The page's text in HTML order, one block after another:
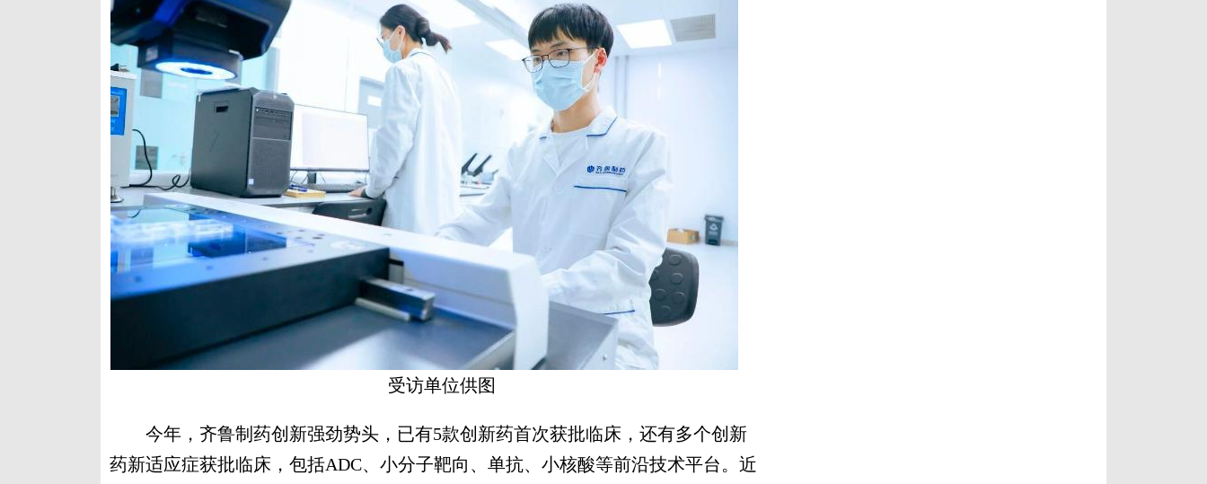
受访单位供图
今年，齐鲁制药创新强劲势头，已有5款创新药首次获批临床，还有多个创新
药新适应症获批临床，包括ADC、小分子靶向、单抗、小核酸等前沿技术平台。近